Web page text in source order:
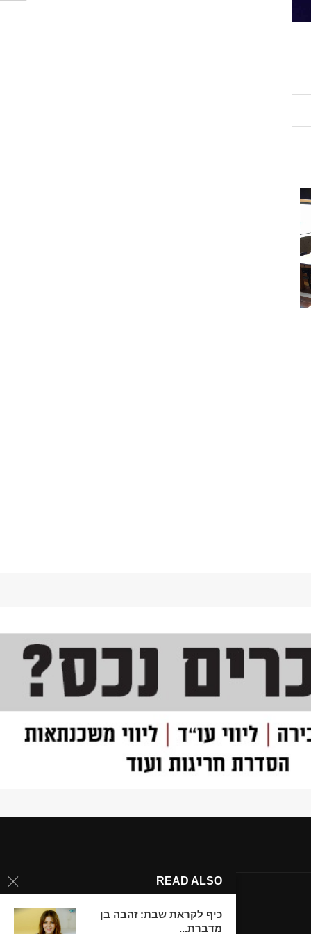
READ ALSO
כיף לקראת שבת: זהבה בן
מדברת...